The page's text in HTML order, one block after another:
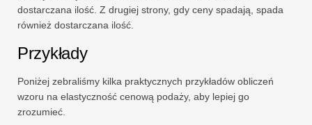
dostarczana ilość. Z drugiej strony, gdy ceny spadają, spada
również dostarczana ilość.
Przykłady
Poniżej zebraliśmy kilka praktycznych przykładów obliczeń
wzoru na elastyczność cenową podaży, aby lepiej go
zrozumieć.